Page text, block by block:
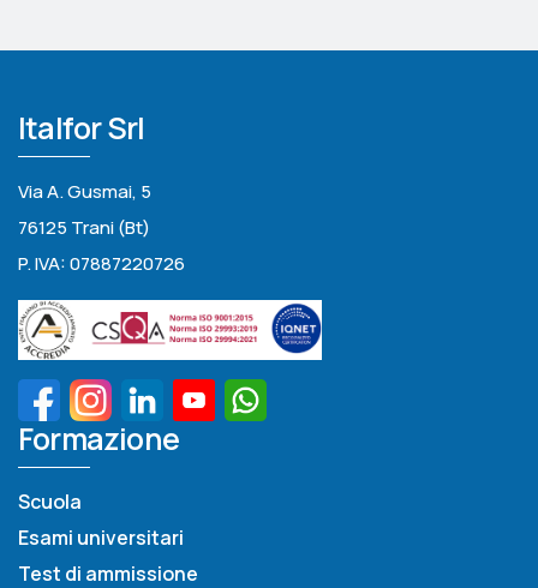
Italfor Srl
Via A. Gusmai, 5
76125 Trani (Bt)
P. IVA: 07887220726
Formazione
Scuola
Esami universitari
Test di ammissione